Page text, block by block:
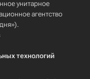
унитарное
агентство
технологий